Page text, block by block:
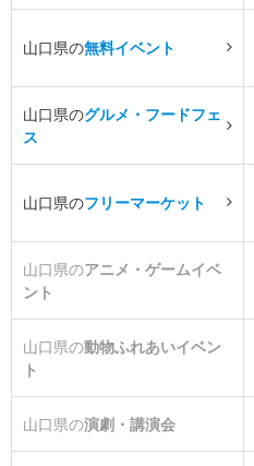
山口県の無料イベント
山口県のグルメ・フードフェ
ス
山口県のフリーマーケット
山口県のアニメ・ゲームイベ
ント
山口県の動物ふれあいイベン
ト
山口県の演劇・講演会